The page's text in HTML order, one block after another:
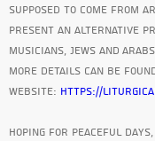
supposed to come from
present an alternative
musicians, Jews and
More details can be
website: https://
Hoping for peaceful